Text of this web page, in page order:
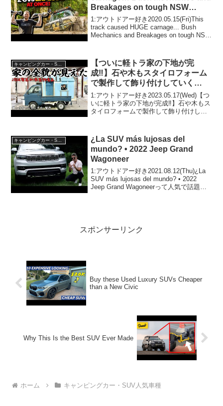
Breakages on tough NSW
Tracks!
1:アウトドアー好き2020.05.15(Fri)This
track caused HUGE carnage... Bush
Mechanics and Breakages on tough NSW
キャンピングカー・SUV人気車種
【ついに軽トラ家の下地が完
成‼︎】石や木もスタイロフォーム
で製作して飾り付けしていく
と…！【軽トラキャンピングカー
DIY第4話】
1:アウトドアー好き2023.05.17(Wed)【つ
いに軽トラ家の下地が完成‼︎】石や木もス
タイロフォームで製作して飾り付けして
ないで！！2:アウトドアー好き2...
¿La SUV más lujosas del
mundo? • 2022 Jeep Grand
Wagoneer
1:アウトドアー好き2021.08.12(Thu)¿La
SUV más lujosas del mundo? • 2022
Jeep Grand Wagoneerって人気で話題ら
スポンサーリンク
Buy these Used Luxury SUVs Cheaper
than a New Civic
Why This Is the Best SUV Ever Made
ホーム キャンピングカー・SUV人気車種